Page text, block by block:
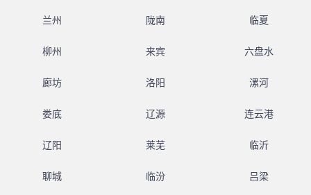
兰州 陇南 临夏
柳州 来宾 六盘水
廊坊 洛阳 漯河
娄底 辽源 连云港
辽阳 莱芜 临沂
聊城 临汾 吕梁